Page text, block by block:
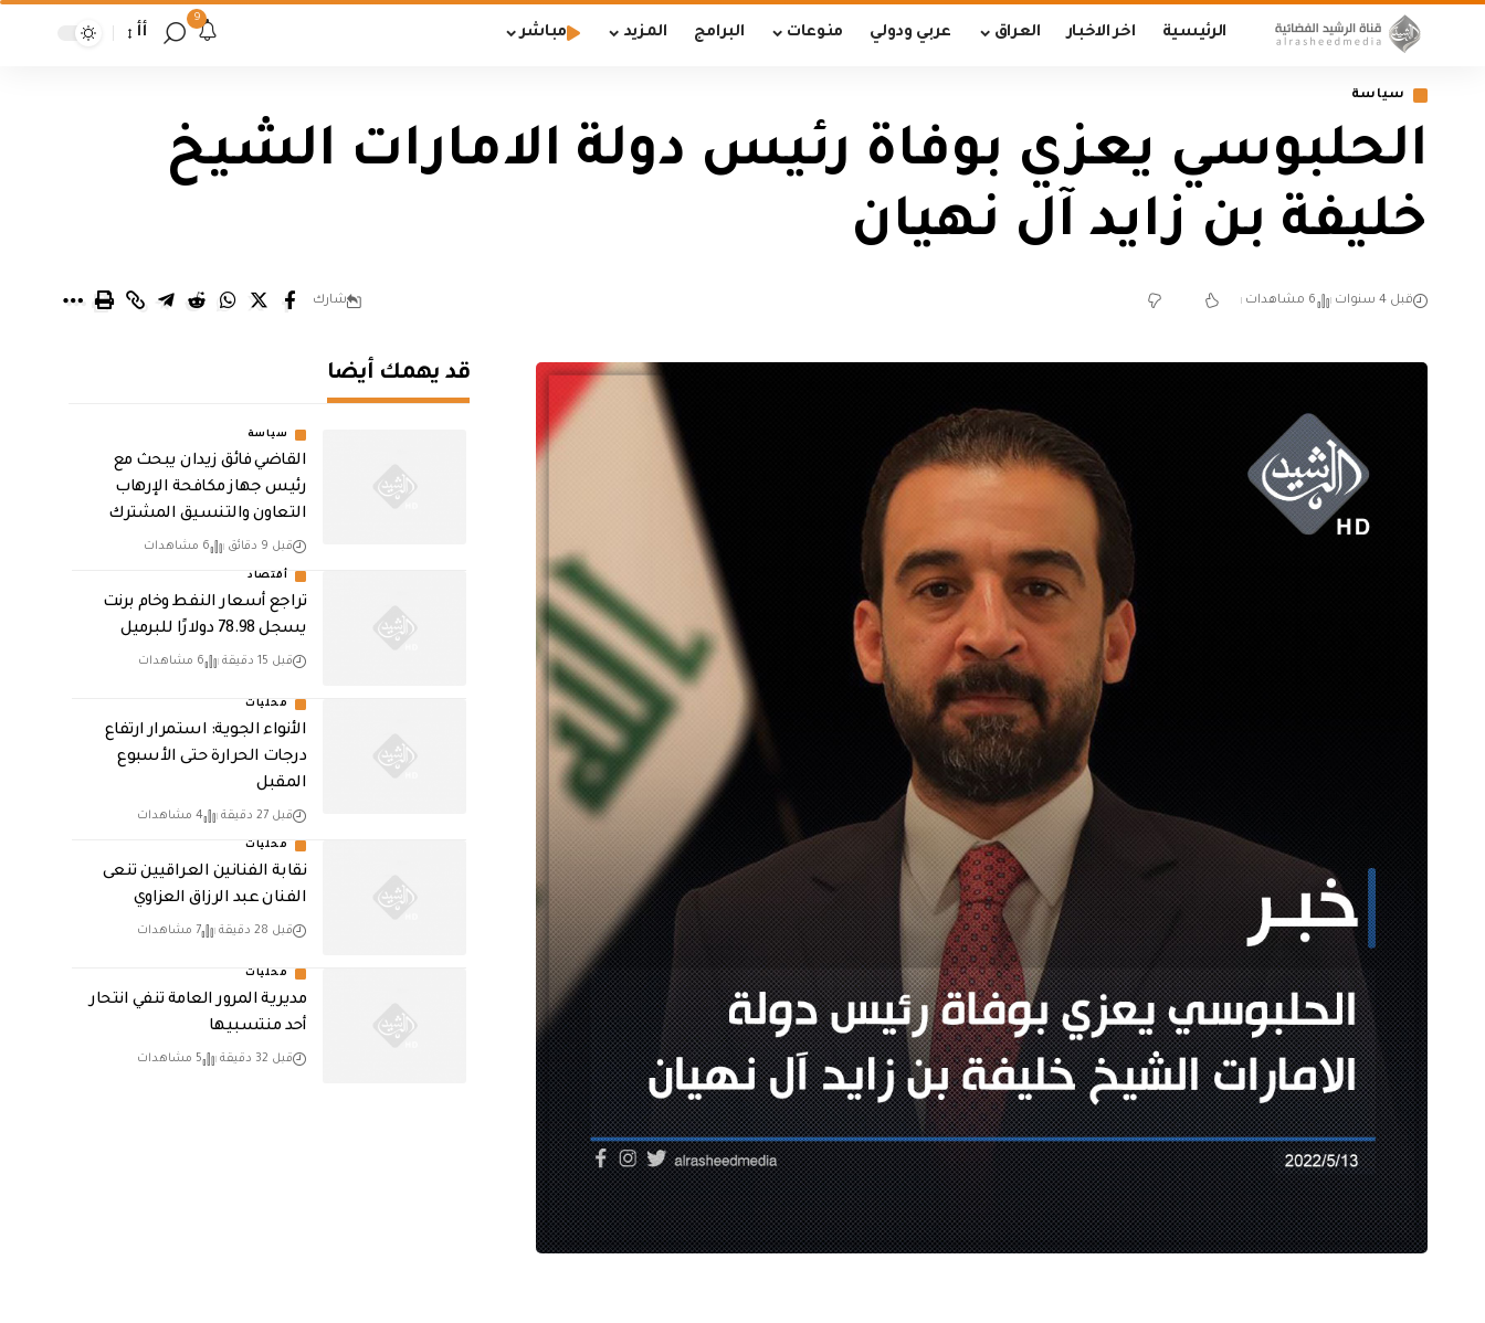
الرئيسية اخر الاخبار العراق عربي ودولي منوعات البرامج المزيد مباشر
9
أأ
سياسة
الحلبوسي يعزي بوفاة رئيس دولة الامارات الشيخ
خليفة بن زايد آل نهيان
قبل 4 سنوات 6 مشاهدات شارك
قد يهمك أيضا
سياسة
القاضي فائق زيدان يبحث مع
رئيس جهاز مكافحة الإرهاب
التعاون والتنسيق المشترك
قبل 9 دقائق 6 مشاهدات
أقتصاد
تراجع أسعار النفط وخام برنت
يسجل 78.98 دولارًا للبرميل
قبل 15 دقيقة 6 مشاهدات
محليات
الأنواء الجوية: استمرار ارتفاع
درجات الحرارة حتى الأسبوع
المقبل
قبل 27 دقيقة 4 مشاهدات
محليات
نقابة الفنانين العراقيين تنعى
الفنان عبد الرزاق العزاوي
قبل 28 دقيقة 7 مشاهدات
محليات
مديرية المرور العامة تنفي انتحار
أحد منتسبيها
قبل 32 دقيقة 5 مشاهدات